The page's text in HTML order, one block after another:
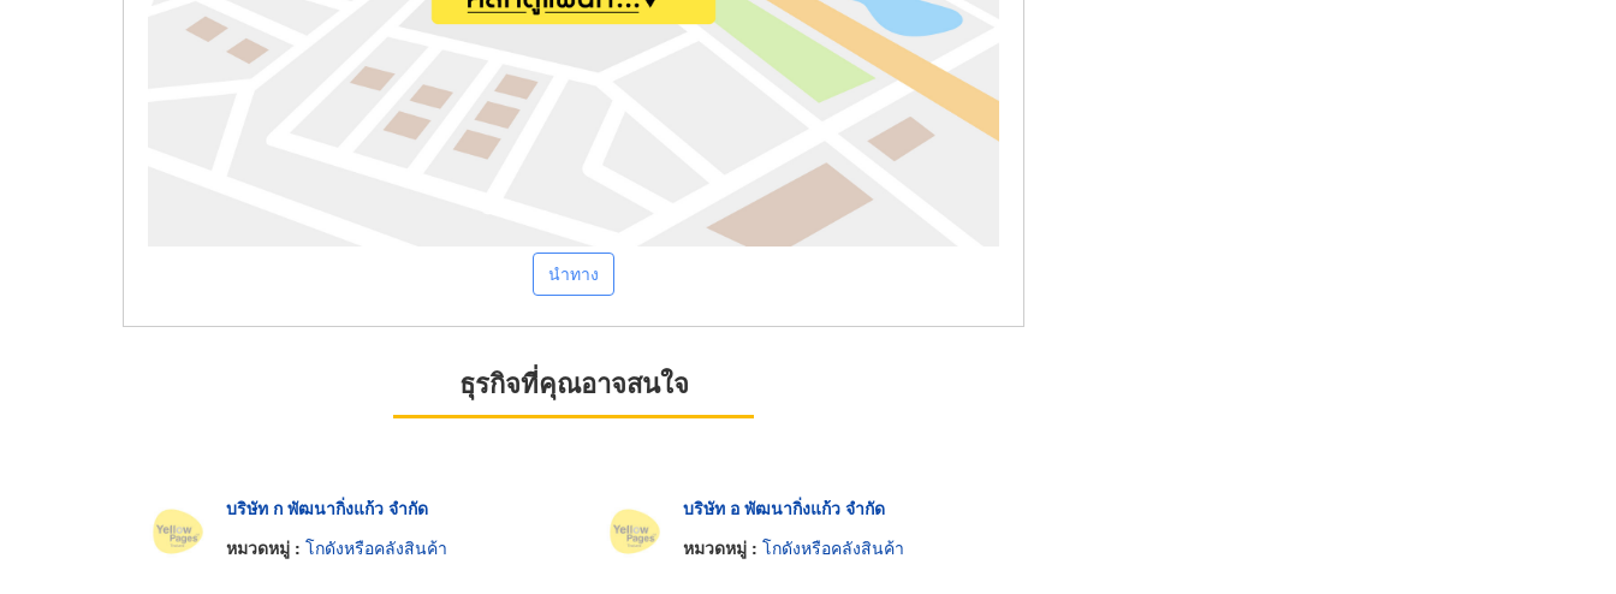
นำทาง
ธุรกิจที่คุณอาจสนใจ
บริษัท ก พัฒนากิ่งแก้ว จำกัด
หมวดหมู่ : โกดังหรือคลังสินค้า
บริษัท อ พัฒนากิ่งแก้ว จำกัด
หมวดหมู่ : โกดังหรือคลังสินค้า